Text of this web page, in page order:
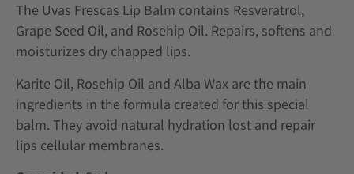
The Uvas Frescas Lip Balm contains Resveratrol,
Grape Seed Oil, and Rosehip Oil. Repairs, softens and
moisturizes dry chapped lips.
Karite Oil, Rosehip Oil and Alba Wax are the main
ingredients in the formula created for this special
balm. They avoid natural hydration lost and repair
lips cellular membranes.